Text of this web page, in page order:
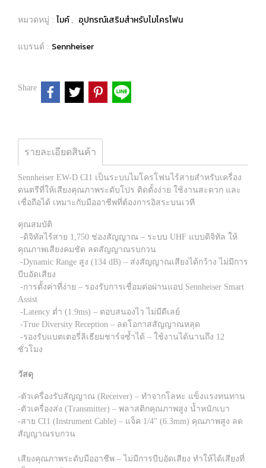
หมวดหมู่ : ไมค์ , อุปกรณ์เสริมสำหรับไมโครโฟน
แบรนด์ : Sennheiser
Share
รายละเอียดสินค้า
Sennheiser EW-D CI1 เป็นระบบไมโครโฟนไร้สายสำหรับเครื่อง
ดนตรีที่ให้เสียงคุณภาพระดับโปร ติดตั้งง่าย ใช้งานสะดวก และ
เชื่อถือได้ เหมาะกับมืออาชีพที่ต้องการอิสระบนเวที
คุณสมบัติ
-ดิจิทัลไร้สาย 1,750 ช่องสัญญาณ – ระบบ UHF แบบดิจิทัล ให้
คุณภาพเสียงคมชัด ลดสัญญาณรบกวน
-Dynamic Range สูง (134 dB) – ส่งสัญญาณเสียงได้กว้าง ไม่มีการ
บีบอัดเสียง
-การตั้งค่าที่ง่าย – รองรับการเชื่อมต่อผ่านแอป Sennheiser Smart
Assist
-Latency ต่ำ (1.9ms) – ตอบสนองไว ไม่มีดีเลย์
-True Diversity Reception – ลดโอกาสสัญญาณหลุด
-รองรับแบตเตอรี่ลิเธียมชาร์จซ้ำได้ – ใช้งานได้นานถึง 12
ชั่วโมง
วัสดุ
-ตัวเครื่องรับสัญญาณ (Receiver) – ทำจากโลหะ แข็งแรงทนทาน
-ตัวเครื่องส่ง (Transmitter) – พลาสติกคุณภาพสูง น้ำหนักเบา
-สาย CI1 (Instrument Cable) – แจ็ค 1/4" (6.3mm) คุณภาพสูง ลด
สัญญาณรบกวน
เสียงคุณภาพระดับมืออาชีพ – ไม่มีการบีบอัดเสียง ทำให้ได้เสียงที่